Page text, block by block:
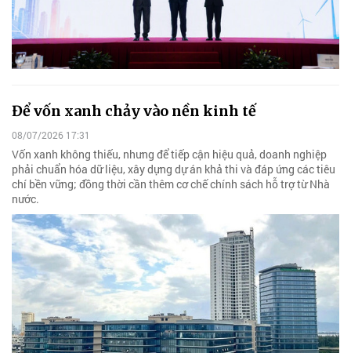
Để vốn xanh chảy vào nền kinh tế
08/07/2026 17:31
Vốn xanh không thiếu, nhưng để tiếp cận hiệu quả, doanh nghiệp
phải chuẩn hóa dữ liệu, xây dựng dự án khả thi và đáp ứng các tiêu
chí bền vững; đồng thời cần thêm cơ chế chính sách hỗ trợ từ Nhà
nước.